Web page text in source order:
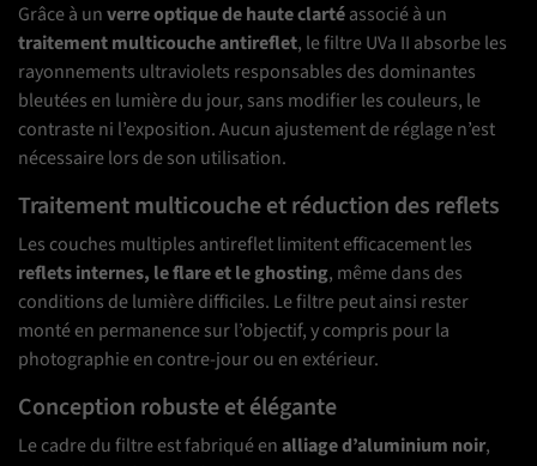
Grâce à unverre optique de haute clartéassocié à un
traitement multicouche antireflet, le filtre UVa II absorbe les
rayonnements ultraviolets responsables des dominantes
bleutées en lumière du jour, sans modifier les couleurs, le
contraste ni l’exposition. Aucun ajustement de réglage n’est
nécessaire lors de son utilisation.
Traitement multicouche et réduction des reflets
Les couches multiples antireflet limitent efficacement les
reflets internes, le flare et le ghosting, même dans des
conditions de lumière difficiles. Le filtre peut ainsi rester
monté en permanence sur l’objectif, y compris pour la
photographie en contre-jour ou en extérieur.
Conception robuste et élégante
Le cadre du filtre est fabriqué enalliage d’aluminium noir,